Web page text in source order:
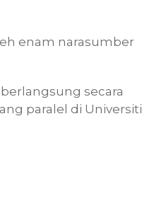
enam narasumber
secara
paralel di Universiti